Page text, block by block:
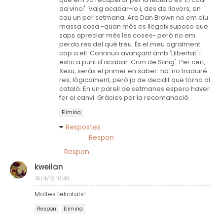
da vinci'. Vaig acabar-lo i, des de llavors, en
cau un per setmana. Ara Dan Brown no em diu
massa cosa -quan més es llegeix suposo que
saps apreciar més les coses- però no em
perdo res del què treu. És el meu agraïment
cap a ell. Conrinuo avançant amb 'Llibertat' i
estic a punt d'acabar 'Crim de Sang'. Per cert,
Xexu, seràs el primer en saber-ho: no traduiré
res, lògicament, però ja de decidit que torno al
català. En un parell de setmanes espero haver
fer el canvi. Gràcies per la recomanació.
Elimina
Respostes
Respon
Respon
kweilan
15/4/12 10:46
Moltes felicitats!
Respon Elimina